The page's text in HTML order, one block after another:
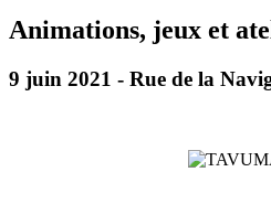
Animations, jeux et
9 juin 2021 - Rue de la